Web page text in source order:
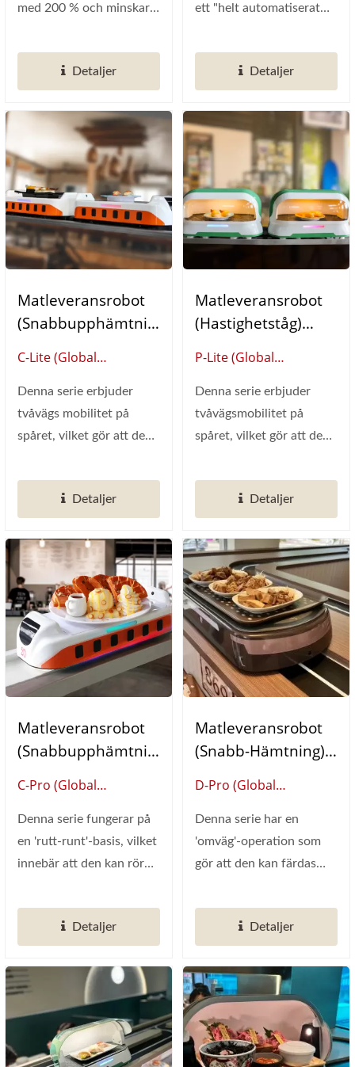
med 200 % och minskar
hälften, dess AI-system...
Detaljer
ett "helt automatiserat
säkerställer...
Detaljer
Matleveransrobot
(Snabbupphämtnin
Kopplingsbar
C-Lite (Global
Restaurangautomation)
Denna serie erbjuder
tvåvägs mobilitet på
spåret, vilket gör att den
Detaljer
Matleveransrobot
(Hastighetståg)
Anslutbar
P-Lite (Global
Restaurangautomation)
Denna serie erbjuder
tvåvägsmobilitet på
spåret, vilket gör att den
Detaljer
Matleveransrobot
(Snabbupphämtnin
C-Pro (Global
Restaurangautomation)
Denna serie fungerar på
en 'rutt-runt'-basis, vilket
innebär att den kan röra
Detaljer
Matleveransrobot
(Snabb-Hämtning)
D-Pro (Global
Denna serie har en
'omväg'-operation som
gör att den kan färdas
Detaljer